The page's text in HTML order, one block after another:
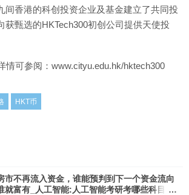
间香港的科创投资企业及基金建立了共同投
获甄选的HKTech300初创公司提供天使投
情可参阅：www.cityu.edu.hk/hktech300
HKT币
市不再流入资金，谁能预判到下一个资金流向
就富有_人工智能:人工智能考研考哪些科目十